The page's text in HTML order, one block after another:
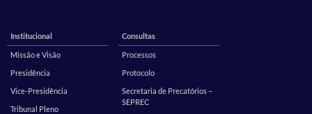
Institucional
Missão e Visão
Presidência
Vice-Presidência
Tribunal Pleno
Consultas
Processos
Protocolo
Secretaria de Precatórios –
SEPREC